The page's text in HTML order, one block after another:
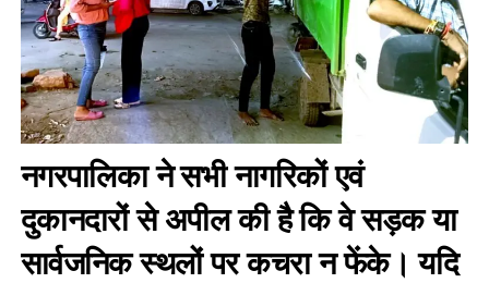
नगरपालिका ने सभी नागरिकों एवं
दुकानदारों से अपील की है कि वे सड़क या
सार्वजनिक स्थलों पर कचरा न फेंके। यदि